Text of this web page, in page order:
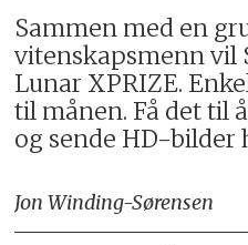
Sammen med en
vitenskapsmenn vil
Lunar XPRIZE.
til månen. Få det til
og sende HD-bilder
Jon Winding-Sørensen